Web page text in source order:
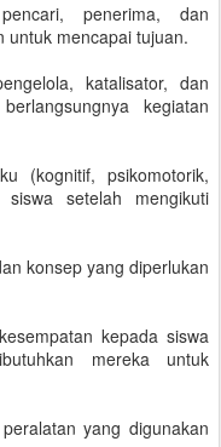
penerima, dan
untuk mencapai tujuan.
katalisator, dan
kegiatan
(kognitif, psikomotorik,
setelah mengikuti
konsep yang diperlukan
kepada siswa
mereka untuk
yang digunakan